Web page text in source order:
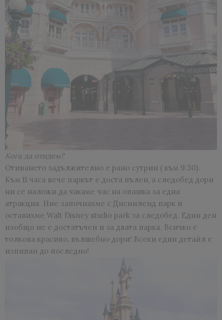
Кога да отидем?
Отиването задължително е рано сутрин ( към 9:30).
Към 11 часа вече паркът е доста пълен, а следобед дори
ни се наложи да чакаме час на опашка за една
атракция. Ние започнахме с Дисниленд парк и
оставихме Walt Disney studio park за следобед. Един ден
изобщо не е достатъчен и за двата парка. Всичко е
толкова красиво, вълшебно дори! Всеки един детайл е
изпипан до последно!